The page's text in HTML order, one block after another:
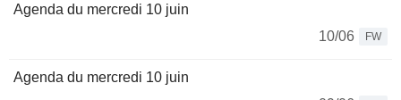
Agenda du mercredi 10 juin
10/06
FW
Agenda du mercredi 10 juin